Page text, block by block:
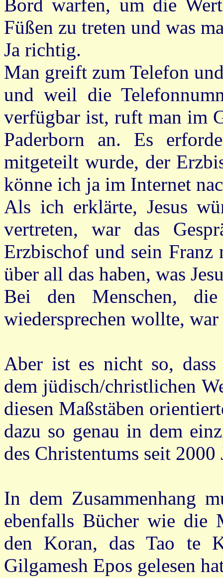
Bord warfen, um die
Füßen zu treten und was
Ja richtig.
Man greift zum Telefon
und weil die
verfügbar ist, ruft man im
Paderborn an. Es
mitgeteilt wurde, der
könne ich ja im Internet
Als ich erklärte, Jesus
vertreten, war das
Erzbischof und sein Franz
über all das haben, was
Bei den Menschen,
wiedersprechen wollte, war
Aber ist es nicht so,
dem jüdisch/christlichen
diesen Maßstäben
dazu so genau in dem
des Christentums seit 2000
In dem Zusammenhang
ebenfalls Bücher wie die
den Koran, das Tao te
Gilgamesh Epos gelesen